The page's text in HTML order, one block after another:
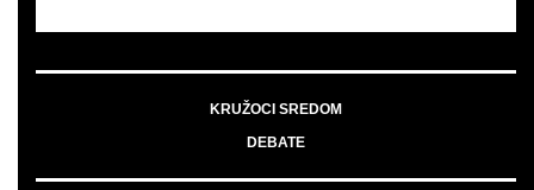
KRUŽOCI SREDOM
DEBATE